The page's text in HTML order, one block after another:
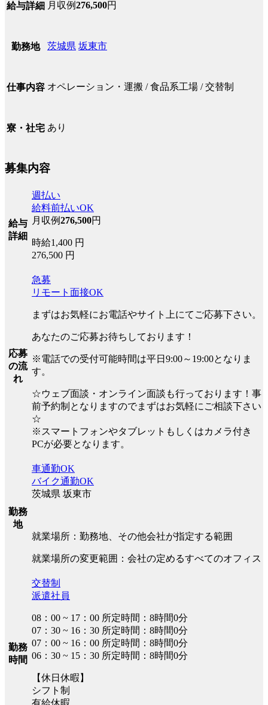
給与詳細 月収例276,500円
勤務地 茨城県 坂東市
仕事内容 オペレーション・運搬 / 食品系工場 / 交替制
寮・社宅 あり
募集内容
給与
詳細
週払い
給料前払いOK
月収例276,500円
時給1,400 円
276,500 円
応募
の流
れ
急募
リモート面接OK
まずはお気軽にお電話やサイト上にてご応募下さい。
あなたのご応募お待ちしております！
※電話での受付可能時間は平日9:00～19:00となりま
す。
☆ウェブ面談・オンライン面談も行っております！事
前予約制となりますのでまずはお気軽にご相談下さい
☆
※スマートフォンやタブレットもしくはカメラ付き
PCが必要となります。
勤務
地
車通勤OK
バイク通勤OK
茨城県 坂東市
就業場所：勤務地、その他会社が指定する範囲
就業場所の変更範囲：会社の定めるすべてのオフィス
勤務
時間
交替制
派遣社員
08：00 ~ 17：00 所定時間：8時間0分
07：30 ~ 16：30 所定時間：8時間0分
07：00 ~ 16：00 所定時間：8時間0分
06：30 ~ 15：30 所定時間：8時間0分
【休日休暇】
シフト制
有給休暇